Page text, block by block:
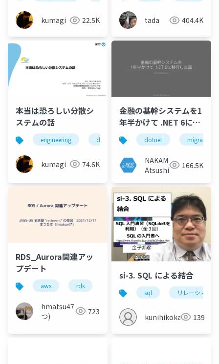
kumagi 22.5K tada 404.4K
本当は恐ろしい分散シ
ステムの話
engineering database big data
kumagi 74.6K
金融の基幹システムを1
年半かけて .NET 6に移
行した話dotnet migration
NAKAMURA
Atsushi
166.5K
RDS_Aurora関連アッ
プデート
aws rds jaws-ug アップ
hmatsu47(ま
つ)
723
si-3. SQL による結合
sql リレーショナ
kunihikokaneko139